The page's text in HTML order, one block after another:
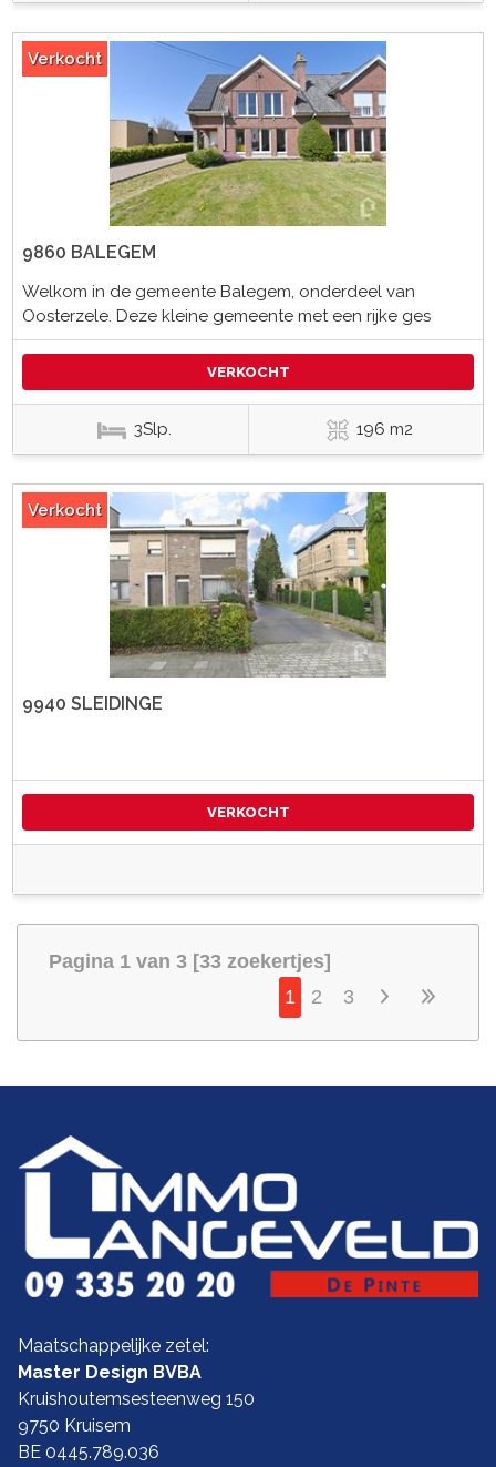
Verkocht
9860 BALEGEM
Welkom in de gemeente Balegem, onderdeel van
Oosterzele. Deze kleine gemeente met een rijke ges
VERKOCHT
3Slp. 196 m2
Verkocht
9940 SLEIDINGE
VERKOCHT
Pagina 1 van 3 [33 zoekertjes]
1
2 3
Maatschappelijke zetel:
Master Design BVBA
Kruishoutemsesteenweg 150
9750 Kruisem
BE 0445.789.036